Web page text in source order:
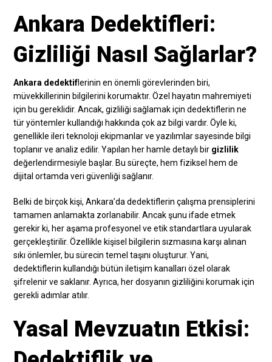
Ankara Dedektifleri:
Gizliliği Nasıl Sağlarlar?
Ankara dedektiflerinin en önemli görevlerinden biri,
müvekkillerinin bilgilerini korumaktır. Özel hayatın mahremiyeti
için bu gereklidir. Ancak, gizliliği sağlamak için dedektiflerin ne
tür yöntemler kullandığı hakkında çok az bilgi vardır. Öyle ki,
genellikle ileri teknoloji ekipmanlar ve yazılımlar sayesinde bilgi
toplanır ve analiz edilir. Yapılan her hamle detaylı bir gizlilik
değerlendirmesiyle başlar. Bu süreçte, hem fiziksel hem de
dijital ortamda veri güvenliği sağlanır.
Belki de birçok kişi, Ankara’da dedektiflerin çalışma prensiplerini
tamamen anlamakta zorlanabilir. Ancak şunu ifade etmek
gerekir ki, her aşama profesyonel ve etik standartlara uyularak
gerçekleştirilir. Özellikle kişisel bilgilerin sızmasına karşı alınan
sıkı önlemler, bu sürecin temel taşını oluşturur. Yani,
dedektiflerin kullandığı bütün iletişim kanalları özel olarak
şifrelenir ve saklanır. Ayrıca, her dosyanın gizliliğini korumak için
gerekli adımlar atılır.
Yasal Mevzuatın Etkisi: